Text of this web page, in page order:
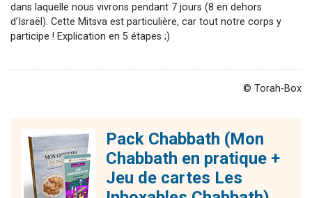
dans laquelle nous vivrons pendant 7 jours (8 en dehors
d’Israël). Cette Mitsva est particulière, car tout notre corps y
participe ! Explication en 5 étapes ;)
© Torah-Box
Pack Chabbath (Mon
Chabbath en pratique +
Jeu de cartes Les